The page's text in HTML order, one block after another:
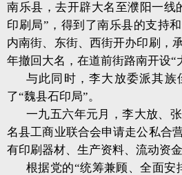
南乐县，去开辟大名至濮阳一线
印刷局”，得到了南乐县的支持
内南街、东街、西街开办印刷，
年撤回大名，在道前街路南开设“
与此同时，李大放委派其族
了“魏县石印局”。
一九五六年元月，李大放、
名县工商业联合会申请走公私合
有印刷器材、生产资料、流动资
根据党的“统筹兼顾、全面安